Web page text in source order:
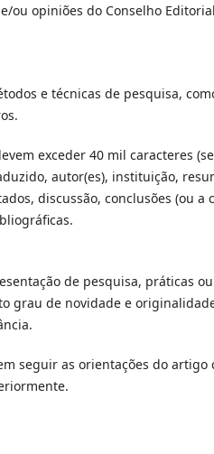
ou opiniões do Conselho
e técnicas de pesquisa,
exceder 40 mil caracteres
autor(es), instituição,
discussão, conclusões (ou
de pesquisa, práticas
grau de novidade e
seguir as orientações do